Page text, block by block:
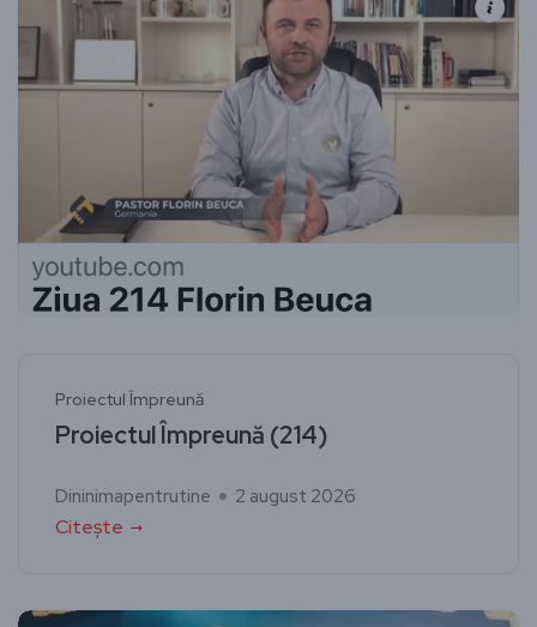
Proiectul Împreună
Proiectul Împreună (214)
Dininimapentrutine 2 august 2026
Citește